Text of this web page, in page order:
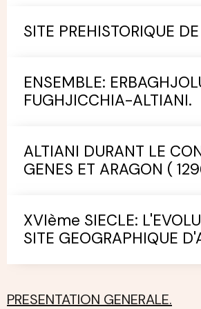
SITE PREHISTORIQUE
ENSEMBLE:
FUGHJICCHIA-ALTIANI.
ALTIANI DURANT LE
GENES ET ARAGON (
XVIème SIECLE:
SITE GEOGRAPHIQUE
PRESENTATION GENERALE.